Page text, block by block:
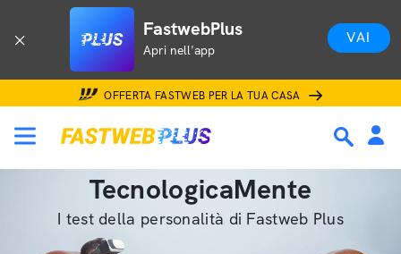
FastwebPlus
Apri nell'app
VAI
OFFERTA FASTWEB PER LA TUA CASA
TecnologicaMente
I test della personalità di Fastweb Plus